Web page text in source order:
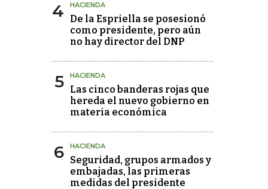
4 HACIENDA
De la Espriella se posesionó
como presidente, pero aún
no hay director del DNP
5 HACIENDA
Las cinco banderas rojas que
hereda el nuevo gobierno en
materia económica
6 HACIENDA
Seguridad, grupos armados y
embajadas, las primeras
medidas del presidente